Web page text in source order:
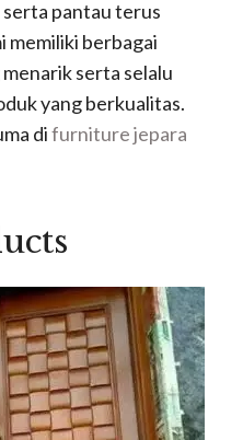
serta pantau terus
memiliki berbagai
serta selalu
yang berkualitas.
difurniture jepara